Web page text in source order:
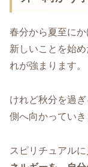
春分から夏至にか
新しいことを始
れが強まります。
けれど秋分を過
側へ向かっていき
スピリチュアル